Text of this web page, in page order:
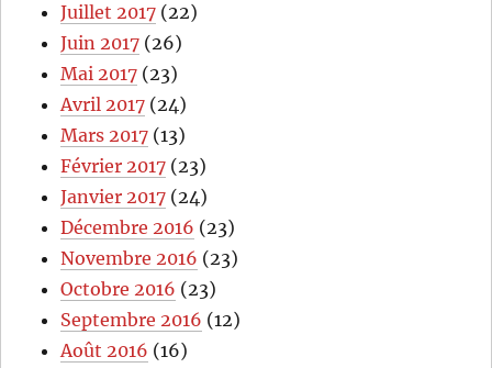
Juillet 2017 (22)
Juin 2017 (26)
Mai 2017 (23)
Avril 2017 (24)
Mars 2017 (13)
Février 2017 (23)
Janvier 2017 (24)
Décembre 2016 (23)
Novembre 2016 (23)
Octobre 2016 (23)
Septembre 2016 (12)
Août 2016 (16)